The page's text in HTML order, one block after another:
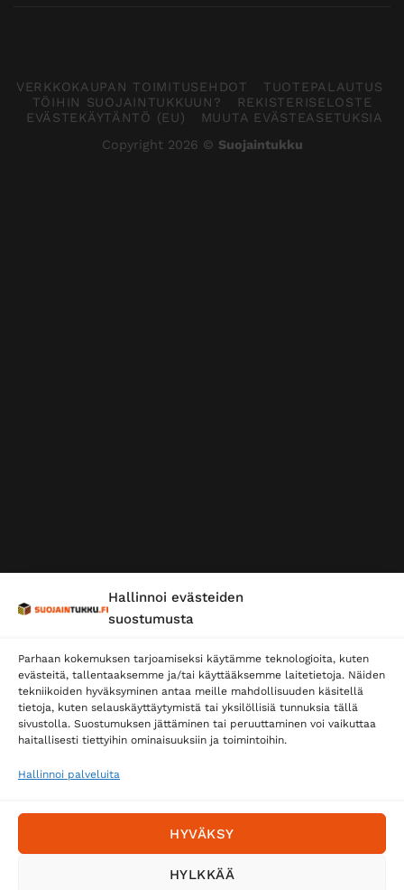
Hallinnoi evästeiden
suostumusta
Parhaan kokemuksen tarjoamiseksi käytämme teknologioita, kuten
evästeitä, tallentaaksemme ja/tai käyttääksemme laitetietoja. Näiden
tekniikoiden hyväksyminen antaa meille mahdollisuuden käsitellä
tietoja, kuten selauskäyttäytymistä tai yksilöllisiä tunnuksia tällä
sivustolla. Suostumuksen jättäminen tai peruuttaminen voi vaikuttaa
haitallisesti tiettyihin ominaisuuksiin ja toimintoihin.
Hallinnoi palveluita
HYVÄKSY
HYLKKÄÄ
VERKKOKAUPAN TOIMITUSEHDOT
TUOTEPALAUTUS
TÖIHIN SUOJAINTUKKUUN?
REKISTERISELOSTE
EVÄSTEKÄYTÄNTÖ (EU)
MUUTA EVÄSTEASETUKSIA
Copyright 2026 © Suojaintukku